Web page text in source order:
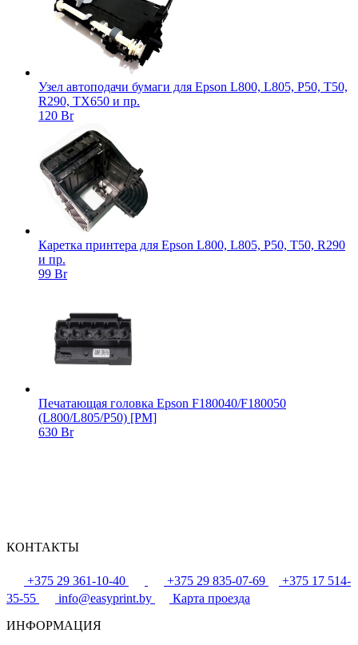
Узел автоподачи бумаги для Epson L800, L805, P50, T50,
R290, TX650 и пр.
120 Br
Каретка принтера для Epson L800, L805, P50, T50, R290
и пр.
99 Br
Печатающая головка Epson F180040/F180050
(L800/L805/P50) [PM]
630 Br
КОНТАКТЫ
+375 29 361-10-40 +375 29 835-07-69
+375 17 514-
35-55
info@easyprint.by
Карта проезда
ИНФОРМАЦИЯ